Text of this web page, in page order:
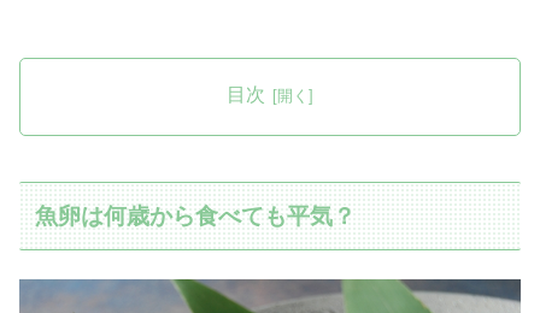
目次
魚卵は何歳から食べても平気？